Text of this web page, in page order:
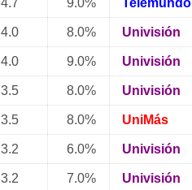
4.7 9.0% Telemundo
4.0 8.0% Univisión
4.0 9.0% Univisión
3.5 8.0% Univisión
3.5 8.0% UniMás
3.2 6.0% Univisión
3.2 7.0% Univisión